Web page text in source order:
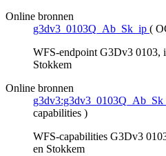
Online bronnen
g3dv3_0103Q_Ab_Sk_ip (
WFS-endpoint G3Dv3 0103,
Stokkem
Online bronnen
capabilities )
WFS-capabilities G3Dv3
en Stokkem